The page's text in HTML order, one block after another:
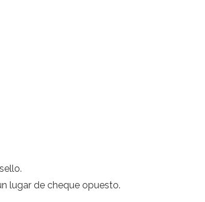
lugar de cheque opuesto.